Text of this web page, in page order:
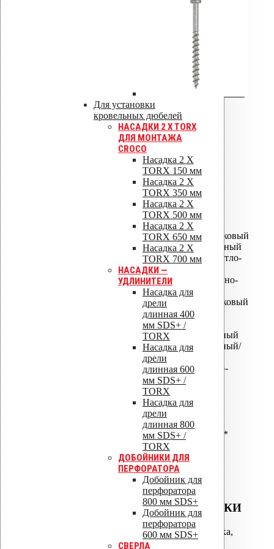
Для установки
кровельных дюбелей
НАСАДКИ 2 X TORX
ДЛЯ МОНТАЖА
CROCO
Насадка 2 X
TORX 150 мм
Насадка 2 X
TORX 350 мм
Насадка 2 X
TORX 500 мм
Насадка 2 X
TORX 650 мм
Насадка 2 X
TORX 700 мм
НАСАДКИ —
УДЛИНИТЕЛИ
Насадка для
дрели
длинная 400
мм SDS+ /
TORX
Насадка для
дрели
длинная 600
мм SDS+ /
TORX
Насадка для
дрели
длинная 800
мм SDS+ /
TORX
ДОБОЙНИКИ ДЛЯ
ПЕРФОРАТОРА
Добойник для
перфоратора
800 мм SDS+
Добойник для
перфоратора
600 мм SDS+
СВЕРЛА
Сертификат соответствия Croco
Сертификат соответствия: крепежные
Сертификат соответствия:
вентиляционная установка Healthbox
ISO 9001
ISO 14001
ALIPAI ДЕФЛЕКТОРЫ
ALIPAI-075 дефлектор
ALIPAI-075 дефлектор коньковый
ALIPAI-110 дефлектор - Черный
ALIPAI-110 дефлектор - Светло-
серый
ALIPAI-110 дефлектор - Темно-
ALIPAI-110 дефлектор коньковый
ALIPAI-14 110 дефлектор
коньковый
ALIPAI-110 дефлектор скатный
ALIPAI-110 дефлектор скатный/
ALIPAI ПВХ -Ворот Светло-
ALIPAI ПВХ -Ворот Темно-
ALIPAI-160 дефлектор*
ALIPAI-160/620 дефлектор*
ALIPAI-160/1000 дефлектор*
ALIPAI-160 дефлектор
коньковый*
ВОДОСТОЧНЫЕ ВОРОНКИ
АМ-050 водосточная воронка,
фланец битум